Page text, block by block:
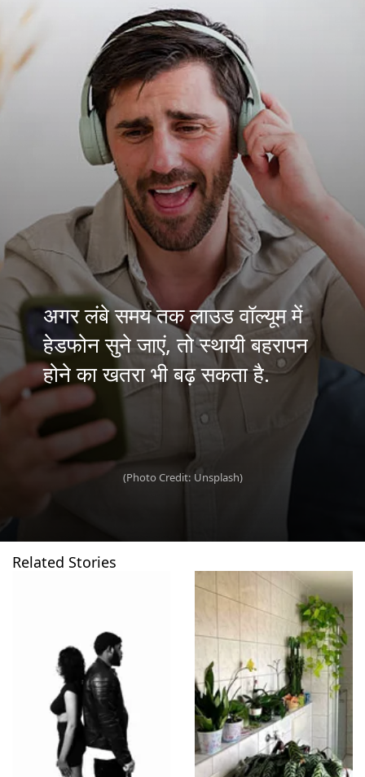
(Photo Credit: Unsplash)
अगर लंबे समय तक लाउड वॉल्यूम में
हेडफोन सुने जाएं, तो स्थायी बहरापन
होने का खतरा भी बढ़ सकता है.
खुल रहा है
Related Stories